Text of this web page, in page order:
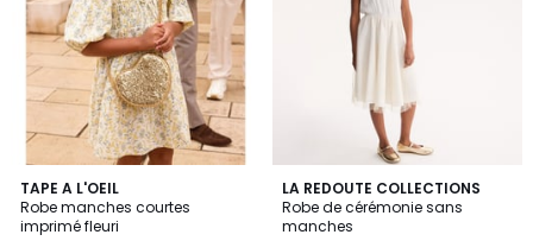
TAPE A L'OEIL
Robe manches courtes
imprimé fleuri
LA REDOUTE COLLECTIONS
Robe de cérémonie sans
manches
5
/
5